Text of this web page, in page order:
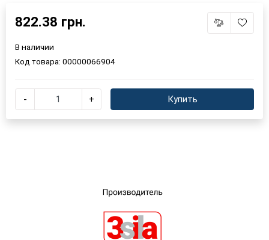
Выберите язык магазина
822.38 грн.
В наличии
Код товара: 00000066904
- + Купить